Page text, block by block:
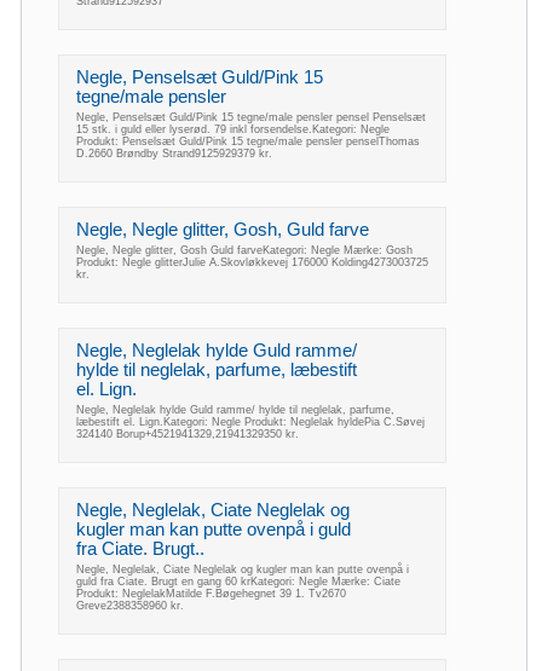
Negle, Penselsæt Guld/Pink 15
tegne/male pensler
Negle, Penselsæt Guld/Pink 15 tegne/male pensler pensel Penselsæt
15 stk. i guld eller lyserød. 79 inkl forsendelse.Kategori: Negle
Produkt: Penselsæt Guld/Pink 15 tegne/male pensler penselThomas
D.2660 Brøndby Strand9125929379 kr.
Negle, Negle glitter, Gosh, Guld farve
Negle, Negle glitter, Gosh Guld farveKategori: Negle Mærke: Gosh
Produkt: Negle glitterJulie A.Skovløkkevej 176000 Kolding4273003725
kr.
Negle, Neglelak hylde Guld ramme/
hylde til neglelak, parfume, læbestift
el. Lign.
Negle, Neglelak hylde Guld ramme/ hylde til neglelak, parfume,
læbestift el. Lign.Kategori: Negle Produkt: Neglelak hyldePia C.Søvej
324140 Borup+4521941329,21941329350 kr.
Negle, Neglelak, Ciate Neglelak og
kugler man kan putte ovenpå i guld
fra Ciate. Brugt..
Negle, Neglelak, Ciate Neglelak og kugler man kan putte ovenpå i
guld fra Ciate. Brugt en gang 60 krKategori: Negle Mærke: Ciate
Produkt: NeglelakMatilde F.Bøgehegnet 39 1. Tv2670
Greve2388358960 kr.